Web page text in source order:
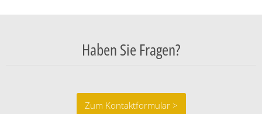
Haben Sie Fragen?
Zum Kontaktformular >